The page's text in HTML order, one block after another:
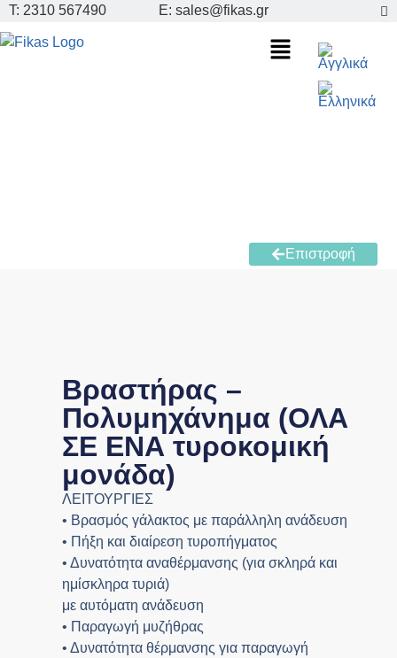
Τ: 2310 567490 E: sales@fikas.gr
Επιστροφή
Βραστήρας –
Πολυμηχάνημα (ΟΛΑ
ΣΕ ΕΝΑ τυροκομική
μονάδα)
ΛΕΙΤΟΥΡΓΙΕΣ
• Βρασμός γάλακτος με παράλληλη ανάδευση
• Πήξη και διαίρεση τυροπήγματος
• Δυνατότητα αναθέρμανσης (για σκληρά και
ημίσκληρα τυριά)
με αυτόματη ανάδευση
• Παραγωγή μυζήθρας
• Δυνατότητα θέρμανσης για παραγωγή